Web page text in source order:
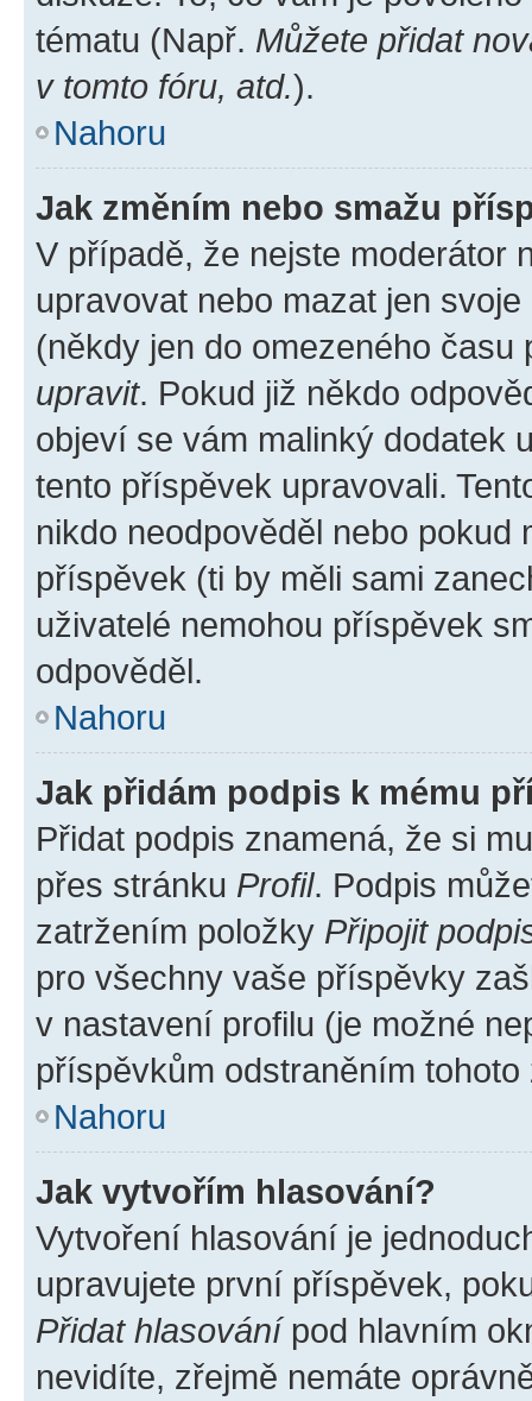
tématu (Např. Můžete přidat
v tomto fóru, atd.).
Nahoru
Jak změním nebo smažu
V případě, že nejste moderátor
upravovat nebo mazat jen
(někdy jen do omezeného
upravit. Pokud již někdo
objeví se vám malinký dodatek
tento příspěvek upravovali.
nikdo neodpověděl nebo pokud
příspěvek (ti by měli sami
uživatelé nemohou příspěvek
odpověděl.
Nahoru
Jak přidám podpis k mému
Přidat podpis znamená, že si
přes stránku Profil. Podpis
zatržením položky Připojit
pro všechny vaše příspěvky
v nastavení profilu (je možné
příspěvkům odstraněním
Nahoru
Jak vytvořím hlasování?
Vytvoření hlasování je
upravujete první příspěvek,
Přidat hlasovánípod hlavním
nevidíte, zřejmě nemáte